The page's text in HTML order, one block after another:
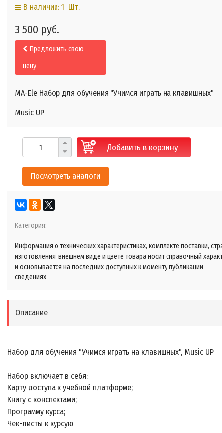
В наличии: 1 Шт.
3 500 руб.
Предложить свою
цену
MA-Ele Набор для обучения "Учимся играть на клавишных"
Music UP
Добавить в корзину
Посмотреть аналоги
Категория:
Информация о технических характеристиках, комплекте поставки,
изготовления, внешнем виде и цвете товара носит справочный
и основывается на последних доступных к моменту публикации
сведениях
Описание
Набор для обучения "Учимся играть на клавишных", Music UP
Набор включает в себя:
Карту доступа к учебной платформе;
Книгу с конспектами;
Программу курса;
Чек-листы к курсую